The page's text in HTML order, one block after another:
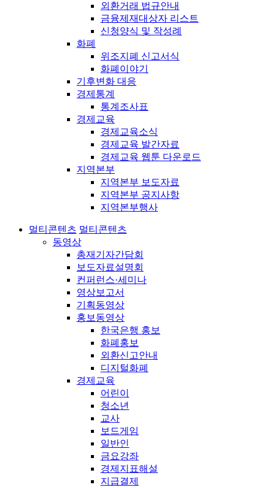
외환거래 법규안내
금융제재대상자 리스트
신청양식 및 작성례
화폐
위조지폐 신고서식
화폐이야기
기후변화 대응
경제통계
통계조사표
경제교육
경제교육소식
경제교육 발간자료
경제교육 웹툰 다운로드
지역본부
지역본부 보도자료
지역본부 공지사항
지역본부행사
멀티콘텐츠 멀티콘텐츠
동영상
총재기자간담회
보도자료설명회
컨퍼런스·세미나
영상보고서
기획동영상
홍보동영상
한국은행 홍보
화폐홍보
외환신고안내
디지털화폐
경제교육
어린이
청소년
교사
보드게임
일반인
금요강좌
경제지표해설
지급결제